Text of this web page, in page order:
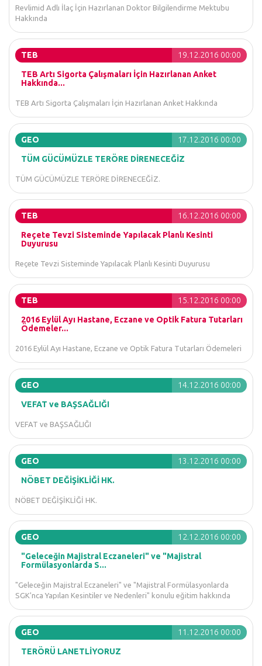
Revlimid Adlı İlaç İçin Hazırlanan Doktor Bilgilendirme Mektubu
Hakkında
TEB 19.12.2016 00:00
TEB Artı Sigorta Çalışmaları İçin Hazırlanan Anket
Hakkında...
TEB Artı Sigorta Çalışmaları İçin Hazırlanan Anket Hakkında
GEO 17.12.2016 00:00
TÜM GÜCÜMÜZLE TERÖRE DİRENECEĞİZ
TÜM GÜCÜMÜZLE TERÖRE DİRENECEĞİZ.
TEB 16.12.2016 00:00
Reçete Tevzi Sisteminde Yapılacak Planlı Kesinti
Duyurusu
Reçete Tevzi Sisteminde Yapılacak Planlı Kesinti Duyurusu
TEB 15.12.2016 00:00
2016 Eylül Ayı Hastane, Eczane ve Optik Fatura Tutarları
Ödemeler...
2016 Eylül Ayı Hastane, Eczane ve Optik Fatura Tutarları Ödemeleri
GEO 14.12.2016 00:00
VEFAT ve BAŞSAĞLIĞI
VEFAT ve BAŞSAĞLIĞI
GEO 13.12.2016 00:00
NÖBET DEĞİŞİKLİĞİ HK.
NÖBET DEĞİŞİKLİĞİ HK.
GEO 12.12.2016 00:00
"Geleceğin Majistral Eczaneleri" ve "Majistral
Formülasyonlarda S...
"Geleceğin Majistral Eczaneleri" ve "Majistral Formülasyonlarda
SGK'nca Yapılan Kesintiler ve Nedenleri" konulu eğitim hakkında
GEO 11.12.2016 00:00
TERÖRÜ LANETLİYORUZ